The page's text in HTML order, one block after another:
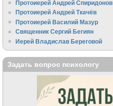
Протоиерей Андрей Спиридонов
Протоиерей Андрей Ткачёв
Протоиерей Василий Мазур
Священник Сергий Бегиян
Иерей Владислав Береговой
Задать вопрос психологу